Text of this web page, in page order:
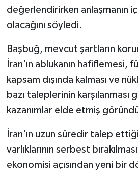
değerlendirirken anlaşmanın
olacağını söyledi.
Başbuğ, mevcut şartların
İran'ın ablukanın hafiflemesi,
kapsam dışında kalması ve
bazı taleplerinin karşılanması
kazanımlar elde etmiş
İran'ın uzun süredir talep
varlıklarının serbest
ekonomisi açısından yeni bir